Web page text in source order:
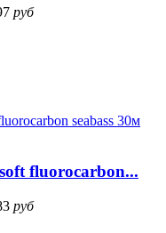
руб
fluorocarbon...
руб